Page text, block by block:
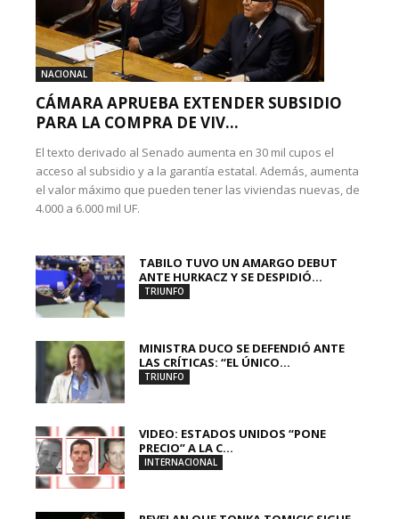
NACIONAL
CÁMARA APRUEBA EXTENDER SUBSIDIO
PARA LA COMPRA DE VIV...
El texto derivado al Senado aumenta en 30 mil cupos el
acceso al subsidio y a la garantía estatal. Además, aumenta
el valor máximo que pueden tener las viviendas nuevas, de
4.000 a 6.000 mil UF.
TABILO TUVO UN AMARGO DEBUT
ANTE HURKACZ Y SE DESPIDIÓ...
TRIUNFO
MINISTRA DUCO SE DEFENDIÓ ANTE
LAS CRÍTICAS: “EL ÚNICO...
TRIUNFO
VIDEO: ESTADOS UNIDOS “PONE
PRECIO” A LA C...
INTERNACIONAL